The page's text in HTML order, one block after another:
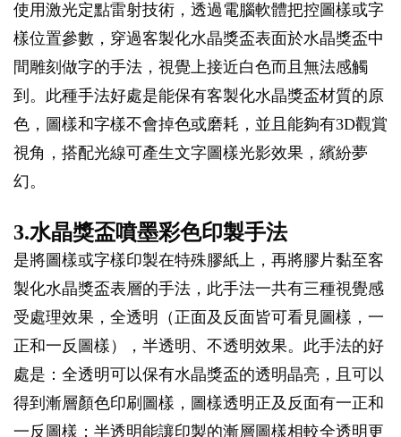
使用激光定點雷射技術，透過電腦軟體把控圖樣或字
樣位置參數，穿過客製化水晶獎盃表面於水晶獎盃中
間雕刻做字的手法，視覺上接近白色而且無法感觸
到。此種手法好處是能保有客製化水晶獎盃材質的原
色，圖樣和字樣不會掉色或磨耗，並且能夠有3D觀賞
視角，搭配光線可產生文字圖樣光影效果，繽紛夢
幻。
3.水晶獎盃噴墨彩色印製手法
是將圖樣或字樣印製在特殊膠紙上，再將膠片黏至客
製化水晶獎盃表層的手法，此手法一共有三種視覺感
受處理效果，全透明（正面及反面皆可看見圖樣，一
正和一反圖樣），半透明、不透明效果。此手法的好
處是：全透明可以保有水晶獎盃的透明晶亮，且可以
得到漸層顏色印刷圖樣，圖樣透明正及反面有一正和
一反圖樣；半透明能讓印製的漸層圖樣相較全透明更